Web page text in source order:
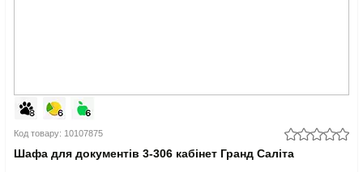
Код товару: 10107875
Шафа для документів 3-306 кабінет Гранд Саліта